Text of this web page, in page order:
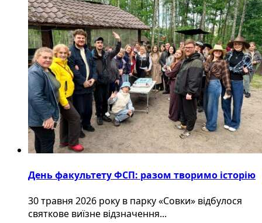
День факультету ФСП: разом творимо історію
30 травня 2026 року в парку «Совки» відбулося
святкове виїзне відзначення...